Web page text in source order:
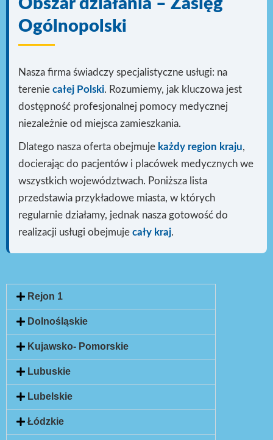
Obszar działania – Zasięg
Ogólnopolski
Nasza firma świadczy specjalistyczne usługi: na
terenie całej Polski. Rozumiemy, jak kluczowa jest
dostępność profesjonalnej pomocy medycznej
niezależnie od miejsca zamieszkania.
Dlatego nasza oferta obejmuje każdy region kraju,
docierając do pacjentów i placówek medycznych we
wszystkich województwach. Poniższa lista
przedstawia przykładowe miasta, w których
regularnie działamy, jednak nasza gotowość do
realizacji usługi obejmuje cały kraj.
Rejon 1
Dolnośląskie
Kujawsko- Pomorskie
Lubuskie
Lubelskie
Łódzkie